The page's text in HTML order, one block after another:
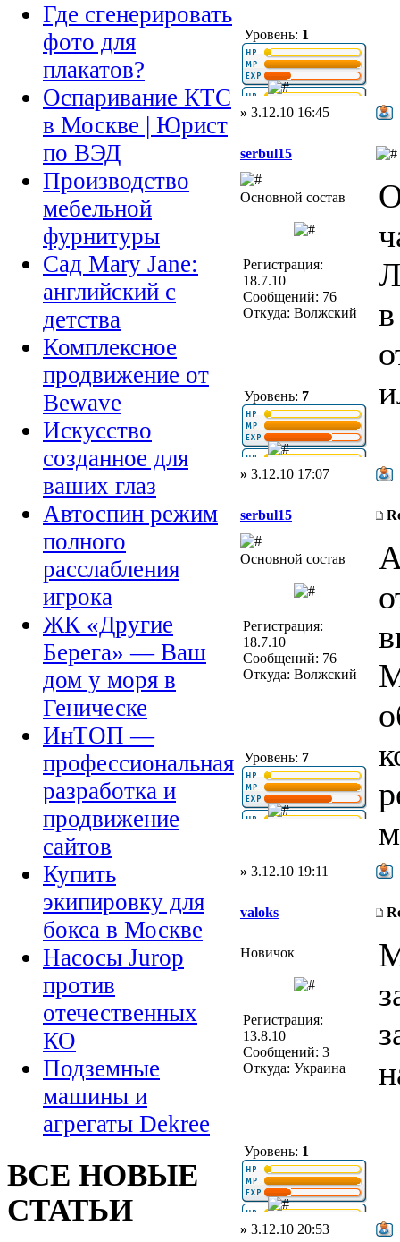
Где сгенерировать
фото для
плакатов?
Оспаривание КТС
в Москве | Юрист
по ВЭД
Производство
мебельной
фурнитуры
Сад Mary Jane:
английский с
детства
Комплексное
продвижение от
Bewave
Искусство
созданное для
ваших глаз
Автоспин режим
полного
расслабления
игрока
ЖК «Другие
Берега» — Ваш
дом у моря в
Геническе
ИнТОП —
профессиональная
разработка и
продвижение
сайтов
Купить
экипировку для
бокса в Москве
Насосы Jurop
против
отечественных
КО
Подземные
машины и
агрегаты Dekree
ВСЕ НОВЫЕ
СТАТЬИ
Уровень: 1
» 3.12.10 16:45
serbul15
Основной состав
Регистрация:
18.7.10
Сообщений: 76
Откуда: Волжский
Уровень: 7
» 3.12.10 17:07
serbul15
Основной состав
Регистрация:
18.7.10
Сообщений: 76
Откуда: Волжский
Уровень: 7
» 3.12.10 19:11
valoks
Новичок
Регистрация:
13.8.10
Сообщений: 3
Откуда: Украина
Уровень: 1
» 3.12.10 20:53